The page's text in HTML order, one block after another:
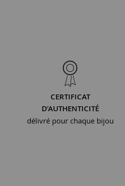
CERTIFICAT
D’AUTHENTICITÉ
délivré pour chaque bijou